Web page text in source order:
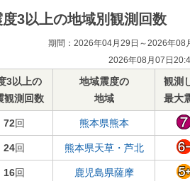
度3以上の地域別観測回数
期間：2026年04月29日～2026年08
2026年08月07日
3以上の
観測回数
地域震度の
地域
観測
最大
72回 熊本県熊本
24回 熊本県天草・芦北
16回 鹿児島県薩摩